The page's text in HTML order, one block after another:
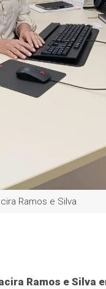
Ramos e Silva
Ramos e Silva